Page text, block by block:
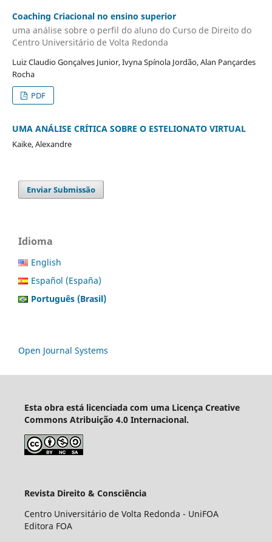
Coaching Criacional no ensino superior
uma análise sobre o perfil do aluno do Curso de Direito do
Centro Universitário de Volta Redonda
Luiz Claudio Gonçalves Junior, Ivyna Spínola Jordão, Alan Pançardes
Rocha
PDF
UMA ANÁLISE CRÍTICA SOBRE O ESTELIONATO VIRTUAL
Kaike, Alexandre
Enviar Submissão
Idioma
English
Español (España)
Português (Brasil)
Open Journal Systems
Esta obra está licenciada com uma Licença Creative
Commons Atribuição 4.0 Internacional.
Revista Direito & Consciência
Centro Universitário de Volta Redonda - UniFOA
Editora FOA